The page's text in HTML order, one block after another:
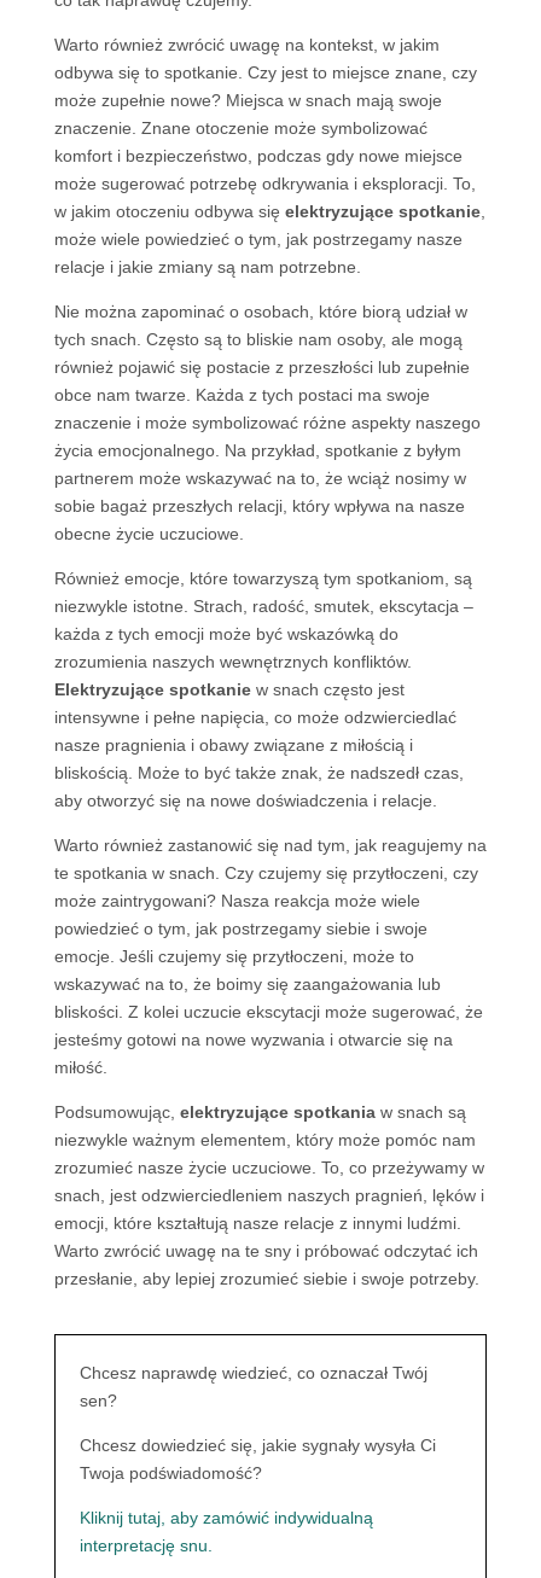
Warto również zwrócić uwagę na kontekst, w jakim
odbywa się to spotkanie. Czy jest to miejsce znane, czy
może zupełnie nowe? Miejsca w snach mają swoje
znaczenie. Znane otoczenie może symbolizować
komfort i bezpieczeństwo, podczas gdy nowe miejsce
może sugerować potrzebę odkrywania i eksploracji. To,
w jakim otoczeniu odbywa się elektryzujące spotkanie,
może wiele powiedzieć o tym, jak postrzegamy nasze
relacje i jakie zmiany są nam potrzebne.
Nie można zapominać o osobach, które biorą udział w
tych snach. Często są to bliskie nam osoby, ale mogą
również pojawić się postacie z przeszłości lub zupełnie
obce nam twarze. Każda z tych postaci ma swoje
znaczenie i może symbolizować różne aspekty naszego
życia emocjonalnego. Na przykład, spotkanie z byłym
partnerem może wskazywać na to, że wciąż nosimy w
sobie bagaż przeszłych relacji, który wpływa na nasze
obecne życie uczuciowe.
Również emocje, które towarzyszą tym spotkaniom, są
niezwykle istotne. Strach, radość, smutek, ekscytacja –
każda z tych emocji może być wskazówką do
zrozumienia naszych wewnętrznych konfliktów.
Elektryzujące spotkaniew snach często jest
intensywne i pełne napięcia, co może odzwierciedlać
nasze pragnienia i obawy związane z miłością i
bliskością. Może to być także znak, że nadszedł czas,
aby otworzyć się na nowe doświadczenia i relacje.
Warto również zastanowić się nad tym, jak reagujemy na
te spotkania w snach. Czy czujemy się przytłoczeni, czy
może zaintrygowani? Nasza reakcja może wiele
powiedzieć o tym, jak postrzegamy siebie i swoje
emocje. Jeśli czujemy się przytłoczeni, może to
wskazywać na to, że boimy się zaangażowania lub
bliskości. Z kolei uczucie ekscytacji może sugerować, że
jesteśmy gotowi na nowe wyzwania i otwarcie się na
miłość.
Podsumowując, elektryzujące spotkaniaw snach są
niezwykle ważnym elementem, który może pomóc nam
zrozumieć nasze życie uczuciowe. To, co przeżywamy w
snach, jest odzwierciedleniem naszych pragnień, lęków i
emocji, które kształtują nasze relacje z innymi ludźmi.
Warto zwrócić uwagę na te sny i próbować odczytać ich
przesłanie, aby lepiej zrozumieć siebie i swoje potrzeby.
Chcesz naprawdę wiedzieć, co oznaczał Twój
sen?
Chcesz dowiedzieć się, jakie sygnały wysyła Ci
Twoja podświadomość?
Kliknij tutaj, aby zamówić indywidualną
interpretację snu.